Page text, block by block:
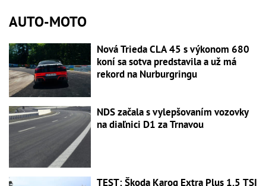
AUTO-MOTO
Nová Trieda CLA 45 s výkonom 680
koní sa sotva predstavila a už má
rekord na Nurburgringu
NDS začala s vylepšovaním vozovky
na diaľnici D1 za Trnavou
TEST: Škoda Karoq Extra Plus 1.5 TSI